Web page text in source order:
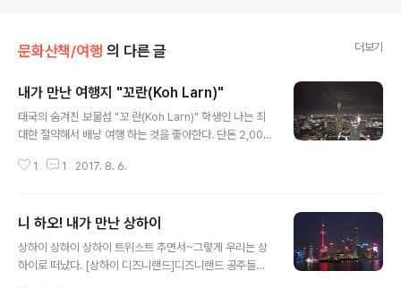
문화산책/여행 의 다른 글 더보기
내가 만난 여행지 "꼬란(Koh Larn)"
태국의 숨겨진 보물섬 "꼬 란(Koh Larn)" 학생인 나는 최
대한 절약해서 배낭 여행 하는 것을 좋아한다. 단돈 2,000
방에서 잠을 자고, 옷 한 벌로 3주를 연명했던 적도 있다.
이번 여행은 어떠한 방식으로 나를 단련시킬까. 그러나 도
착해서 처음으로 마주한 방콕은 나의 예상을 완전히 뒤집
었다. 에어컨이 나오는 시원한 방은 하룻밤에 300밧(약 9,
1 1 2017. 8. 6.
니 하오! 내가 만난 상하이
상하이 상하이 상하이 트위스트 추면서~그렇게 우리는 상
하이로 떠났다. [상하이 디즈니랜드]디즈니랜드 공주들의